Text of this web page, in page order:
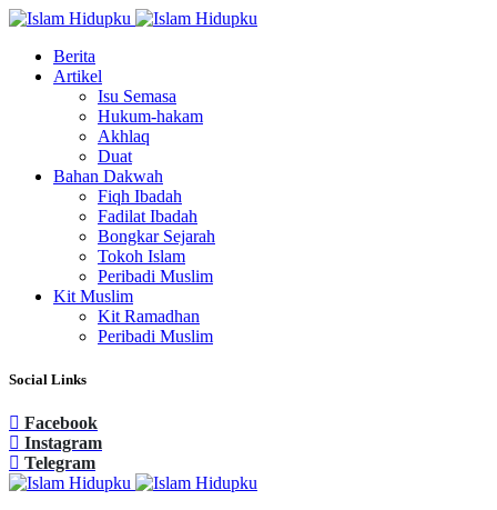
Berita
Artikel
Isu Semasa
Hukum-hakam
Akhlaq
Duat
Bahan Dakwah
Fiqh Ibadah
Fadilat Ibadah
Bongkar Sejarah
Tokoh Islam
Peribadi Muslim
Kit Muslim
Kit Ramadhan
Peribadi Muslim
Social Links
Facebook
Instagram
Telegram